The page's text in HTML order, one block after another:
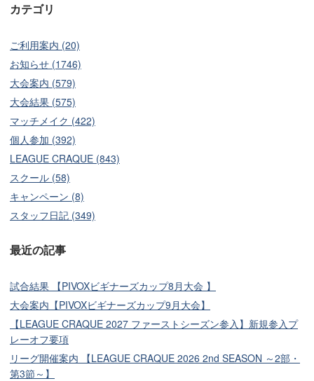
カテゴリ
ご利用案内 (20)
お知らせ (1746)
大会案内 (579)
大会結果 (575)
マッチメイク (422)
個人参加 (392)
LEAGUE CRAQUE (843)
スクール (58)
キャンペーン (8)
スタッフ日記 (349)
最近の記事
試合結果 【PIVOXビギナーズカップ8月大会 】
大会案内【PIVOXビギナーズカップ9月大会】
【LEAGUE CRAQUE 2027 ファーストシーズン参入】新規参入プ
レーオフ要項
リーグ開催案内 【LEAGUE CRAQUE 2026 2nd SEASON ～2部・
第3節～】